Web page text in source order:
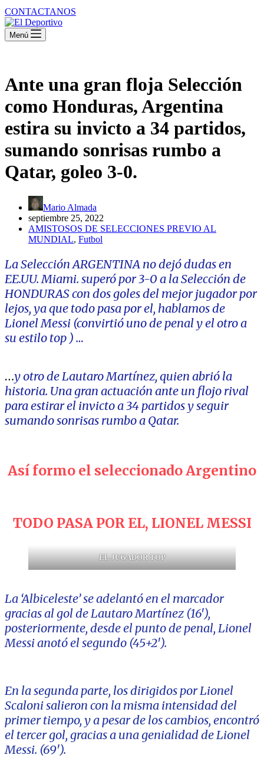
CONTACTANOS
Menú
Ante una gran floja Selección
como Honduras, Argentina
estira su invicto a 34 partidos,
sumando sonrisas rumbo a
Qatar, goleo 3-0.
Mario Almada
septiembre 25, 2022
AMISTOSOS DE SELECCIONES PREVIO AL
MUNDIAL, Futbol
La Selección ARGENTINA no dejó dudas en
EE.UU. Miami. superó por 3-0 a la Selección de
HONDURAS con dos goles del mejor jugador por
lejos, ya que todo pasa por el, hablamos de
Lionel Messi (convirtió uno de penal y el otro a
su estilo top ) …
…y otro de Lautaro Martínez, quien abrió la
historia. Una gran actuación ante un flojo rival
para estirar el invicto a 34 partidos y seguir
sumando sonrisas rumbo a Qatar.
Así formo el seleccionado Argentino
TODO PASA POR EL, LIONEL MESSI
EL JUGADOR TOP
La ‘Albiceleste’ se adelantó en el marcador
gracias al gol de Lautaro Martínez (16′),
posteriormente, desde el punto de penal, Lionel
Messi anotó el segundo (45+2′).
En la segunda parte, los dirigidos por Lionel
Scaloni salieron con la misma intensidad del
primer tiempo, y a pesar de los cambios, encontró
el tercer gol, gracias a una genialidad de Lionel
Messi. (69′).